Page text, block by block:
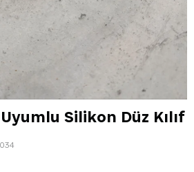
Silikon Düz Kılıf